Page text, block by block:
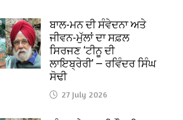
ਬਾਲ-ਮਨ ਦੀ ਸੰਵੇਦਨਾ ਅਤੇ
ਜੀਵਨ-ਮੁੱਲਾਂ ਦਾ ਸਫ਼ਲ
ਸਿਰਜਣ ‘ਟੀਨੂ ਦੀ
ਲਾਇਬ੍ਰੇਰੀ’ — ਰਵਿੰਦਰ ਸਿੰਘ
ਸੋਢੀ
27 July 2026